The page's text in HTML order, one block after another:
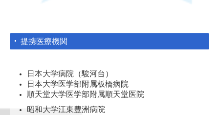
提携医療機関
日本大学病院（駿河台）
日本大学医学部附属板橋病院
順天堂大学医学部附属順天堂医院
昭和大学江東豊洲病院